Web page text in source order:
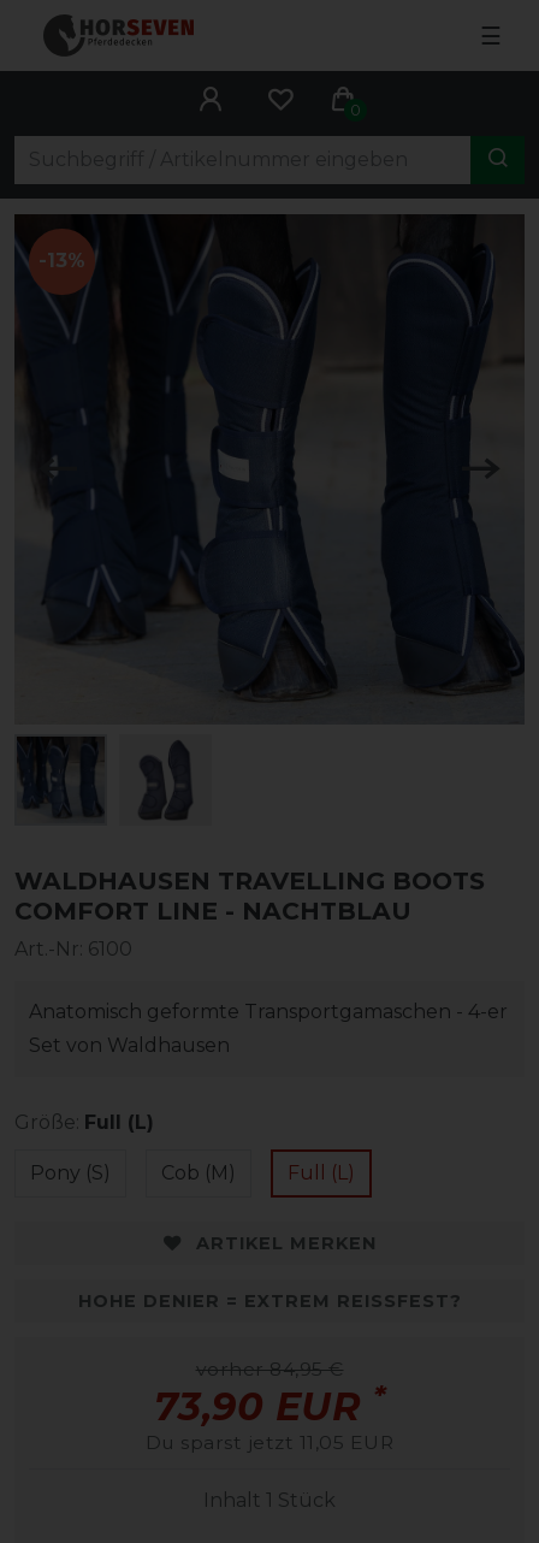
☰
0
-13%
WALDHAUSEN TRAVELLING BOOTS
COMFORT LINE - NACHTBLAU
Art.-Nr: 6100
Anatomisch geformte Transportgamaschen - 4-er
Set von Waldhausen
Größe: Full (L)
Pony (S) Cob (M) Full (L)
ARTIKEL MERKEN
HOHE DENIER = EXTREM REISSFEST?
vorher 84,95 €
73,90 EUR *
Du sparst jetzt 11,05 EUR
Inhalt 1 Stück